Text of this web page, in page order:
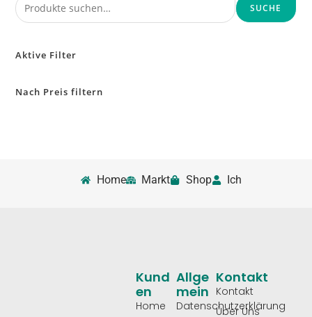
SUCHE
Aktive Filter
Nach Preis filtern
Home Markt Shop Ich
Allge
Mein
Datenschutzerklärung
Kund
En
Home
Kontakt
Kontakt
Über Uns